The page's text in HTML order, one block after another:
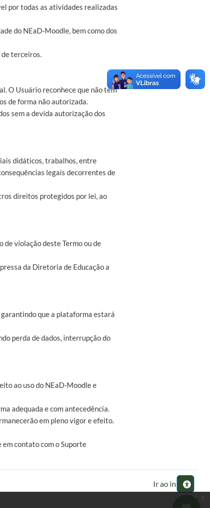
por todas as atividades realizadas
do NEaD-Moodle, bem como dos
terceiros.
O Usuário reconhece que não tem
de forma não autorizada.
sem a devida autorização dos
didáticos, trabalhos, entre
legais decorrentes de
direitos protegidos por lei, ao
de violação deste Termo ou de
da Diretoria de Educação a
que a plataforma estará
perda de dados, interrupção do
ao uso do NEaD-Moodle e
adequada e com antecedência.
em pleno vigor e efeito.
contato com o Suporte
Ir ao início